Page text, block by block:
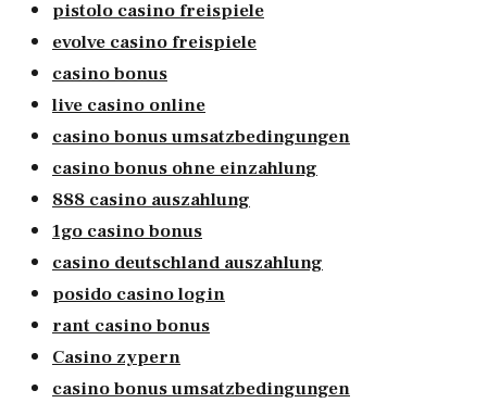
pistolo casino freispiele
evolve casino freispiele
casino bonus
live casino online
casino bonus umsatzbedingungen
casino bonus ohne einzahlung
888 casino auszahlung
1go casino bonus
casino deutschland auszahlung
posido casino login
rant casino bonus
Casino zypern
casino bonus umsatzbedingungen